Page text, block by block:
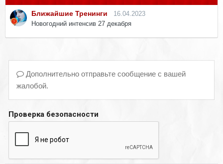
Ближайшие Тренинги
16.04.2023
Новогодний интенсив 27 декабря
Дополнительно отправьте сообщение с вашей
жалобой.
Проверка безопасности